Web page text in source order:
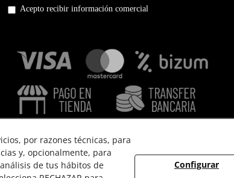
Acepto recibir información comercial
POLÍTICA DE PRIVACIDAD POLÍTICA DE COOKIES
por razones técnicas, para
y, opcionalmente, para
de tus hábitos de
Configurar